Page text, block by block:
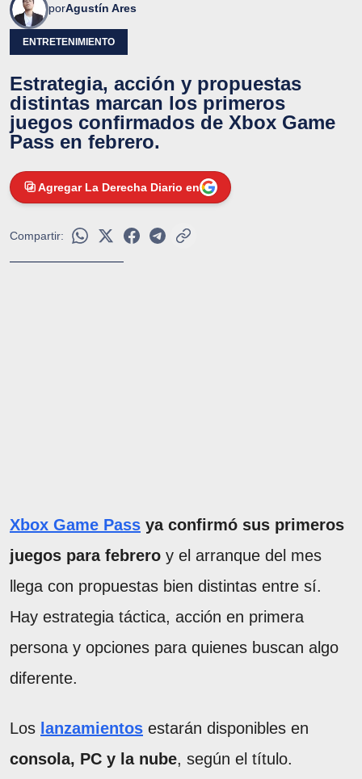
porAgustín Ares
ENTRETENIMIENTO
Estrategia, acción y propuestas
distintas marcan los primeros
juegos confirmados de Xbox Game
Pass en febrero.
Agregar La Derecha Diario en
Compartir:
Xbox Game Pass ya confirmó sus primeros
juegos para febrero y el arranque del mes
llega con propuestas bien distintas entre sí.
Hay estrategia táctica, acción en primera
persona y opciones para quienes buscan algo
diferente.
Los lanzamientos estarán disponibles en
consola, PC y la nube, según el título.